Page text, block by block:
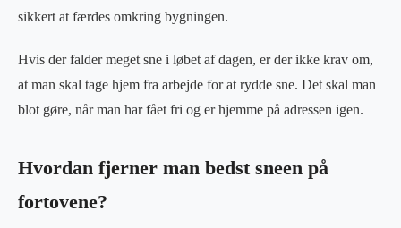
sikkert at færdes omkring bygningen.
Hvis der falder meget sne i løbet af dagen, er der ikke krav om,
at man skal tage hjem fra arbejde for at rydde sne. Det skal man
blot gøre, når man har fået fri og er hjemme på adressen igen.
Hvordan fjerner man bedst sneen på
fortovene?